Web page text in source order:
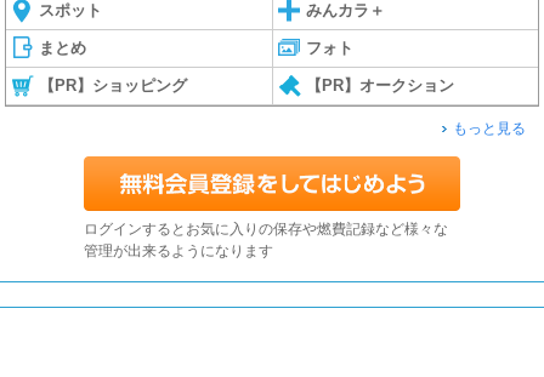
スポット みんカラ＋
まとめ フォト
【PR】ショッピング 【PR】オークション
もっと見る
ログインするとお気に入りの保存や燃費記録など様々な
管理が出来るようになります